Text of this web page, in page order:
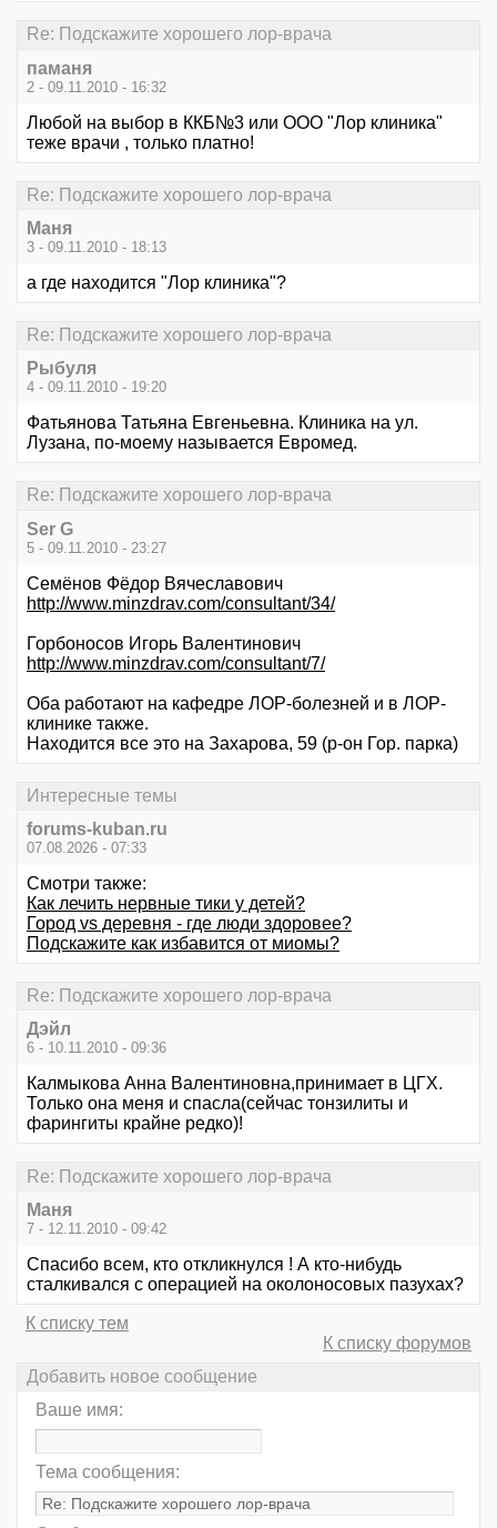
Re: Подскажите хорошего лор-врача
паманя
2 - 09.11.2010 - 16:32
Любой на выбор в ККБ№3 или ООО "Лор клиника"
теже врачи , только платно!
Re: Подскажите хорошего лор-врача
Маня
3 - 09.11.2010 - 18:13
а где находится "Лор клиника"?
Re: Подскажите хорошего лор-врача
Рыбуля
4 - 09.11.2010 - 19:20
Фатьянова Татьяна Евгеньевна. Клиника на ул.
Лузана, по-моему называется Евромед.
Re: Подскажите хорошего лор-врача
Ser G
5 - 09.11.2010 - 23:27
Семёнов Фёдор Вячеславович
http://www.minzdrav.com/consultant/34/
Горбоносов Игорь Валентинович
http://www.minzdrav.com/consultant/7/
Оба работают на кафедре ЛОР-болезней и в ЛОР-
клинике также.
Находится все это на Захарова, 59 (р-он Гор. парка)
Интересные темы
forums-kuban.ru
07.08.2026 - 07:33
Смотри также:
Как лечить нервные тики у детей?
Город vs деревня - где люди здоровее?
Подскажите как избавится от миомы?
Re: Подскажите хорошего лор-врача
Дэйл
6 - 10.11.2010 - 09:36
Калмыкова Анна Валентиновна,принимает в ЦГХ.
Только она меня и спасла(сейчас тонзилиты и
фарингиты крайне редко)!
Re: Подскажите хорошего лор-врача
Маня
7 - 12.11.2010 - 09:42
Спасибо всем, кто откликнулся ! А кто-нибудь
сталкивался с операцией на околоносовых пазухах?
К списку тем
К списку форумов
Добавить новое сообщение
Ваше имя:
Тема сообщения: